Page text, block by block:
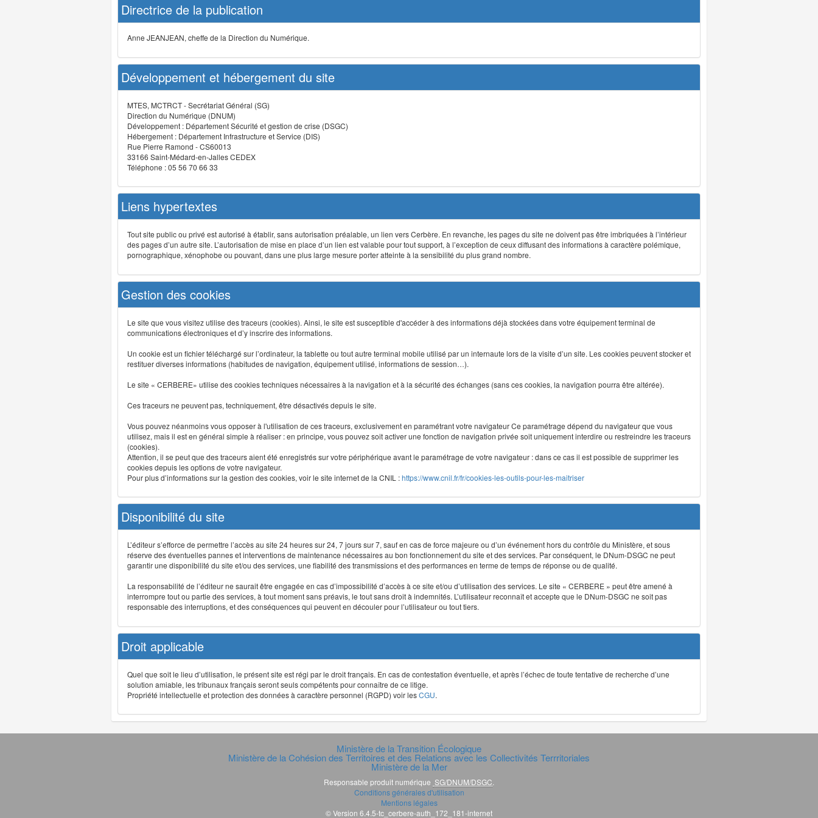
Directrice de la publication
Anne JEANJEAN, cheffe de la Direction du Numérique.
Développement et hébergement du site
MTES, MCTRCT - Secrétariat Général (SG)
Direction du Numérique (DNUM)
Développement : Département Sécurité et gestion de crise (DSGC)
Hébergement : Département Infrastructure et Service (DIS)
Rue Pierre Ramond - CS60013
33166 Saint-Médard-en-Jalles CEDEX
Téléphone : 05 56 70 66 33
Liens hypertextes
Tout site public ou privé est autorisé à établir, sans autorisation préalable, un lien vers Cerbère. En revanche, les pages du site ne doivent pas être imbriquées à l’intérieur
des pages d’un autre site. L’autorisation de mise en place d’un lien est valable pour tout support, à l’exception de ceux diffusant des informations à caractère polémique,
pornographique, xénophobe ou pouvant, dans une plus large mesure porter atteinte à la sensibilité du plus grand nombre.
Gestion des cookies
Le site que vous visitez utilise des traceurs (cookies). Ainsi, le site est susceptible d'accéder à des informations déjà stockées dans votre équipement terminal de
communications électroniques et d’y inscrire des informations.
Un cookie est un fichier téléchargé sur l’ordinateur, la tablette ou tout autre terminal mobile utilisé par un internaute lors de la visite d’un site. Les cookies peuvent stocker et
restituer diverses informations (habitudes de navigation, équipement utilisé, informations de session…).
Le site « CERBERE» utilise des cookies techniques nécessaires à la navigation et à la sécurité des échanges (sans ces cookies, la navigation pourra être altérée).
Ces traceurs ne peuvent pas, techniquement, être désactivés depuis le site.
Vous pouvez néanmoins vous opposer à l'utilisation de ces traceurs, exclusivement en paramétrant votre navigateur Ce paramétrage dépend du navigateur que vous
utilisez, mais il est en général simple à réaliser : en principe, vous pouvez soit activer une fonction de navigation privée soit uniquement interdire ou restreindre les traceurs
(cookies).
Attention, il se peut que des traceurs aient été enregistrés sur votre périphérique avant le paramétrage de votre navigateur : dans ce cas il est possible de supprimer les
cookies depuis les options de votre navigateur.
Pour plus d’informations sur la gestion des cookies, voir le site internet de la CNIL :https://www.cnil.fr/fr/cookies-les-outils-pour-les-maitriser
Disponibilité du site
L’éditeur s’efforce de permettre l’accès au site 24 heures sur 24, 7 jours sur 7, sauf en cas de force majeure ou d’un événement hors du contrôle du Ministère, et sous
réserve des éventuelles pannes et interventions de maintenance nécessaires au bon fonctionnement du site et des services. Par conséquent, le DNum-DSGC ne peut
garantir une disponibilité du site et/ou des services, une fiabilité des transmissions et des performances en terme de temps de réponse ou de qualité.
La responsabilité de l’éditeur ne saurait être engagée en cas d’impossibilité d’accès à ce site et/ou d’utilisation des services. Le site « CERBERE » peut être amené à
interrompre tout ou partie des services, à tout moment sans préavis, le tout sans droit à indemnités. L’utilisateur reconnaît et accepte que le DNum-DSGC ne soit pas
responsable des interruptions, et des conséquences qui peuvent en découler pour l’utilisateur ou tout tiers.
Droit applicable
Quel que soit le lieu d’utilisation, le présent site est régi par le droit français. En cas de contestation éventuelle, et après l’échec de toute tentative de recherche d’une
solution amiable, les tribunaux français seront seuls compétents pour connaître de ce litige.
Propriété intellectuelle et protection des données à caractère personnel (RGPD) voir lesCGU.
Ministère de la Transition Écologique
Ministère de la Cohésion des Territoires et des Relations avec les Collectivités Terrritoriales
Ministère de la Mer
Responsable produit numérique SG/DNUM/DSGC
Conditions générales d'utilisation
Mentions légales
© Version 6.4.5-tc_cerbere-auth_172_181-internet